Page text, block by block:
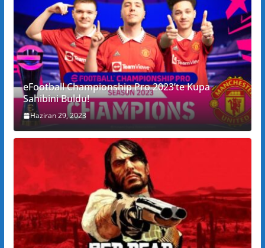
eFootball Championship Pro 2023’te Kupa
Sahibini Buldu!
Haziran 29, 2023